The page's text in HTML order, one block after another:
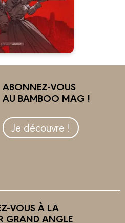
ABONNEZ-VOUS
AU BAMBOO MAG !
Je découvre !
VOUS À LA
GRAND ANGLE